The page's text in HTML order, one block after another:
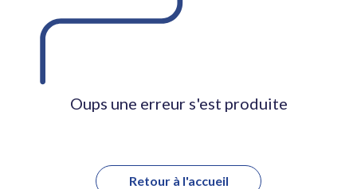
Oups une erreur s'est produite
Retour à l'accueil